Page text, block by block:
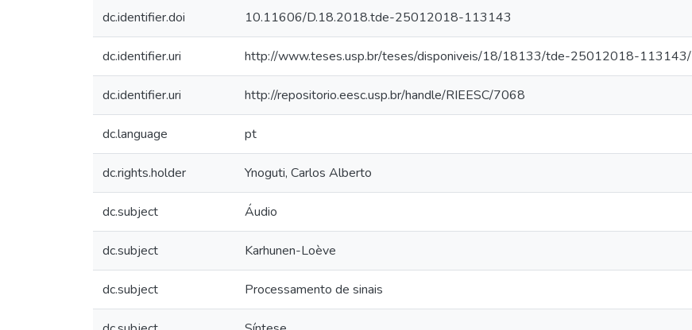
dc.identifier.doi 10.11606/D.18.2018.tde-25012018-113143
dc.identifier.uri http://www.teses.usp.br/teses/disponiveis/18/18133/tde-25012018-113143/
dc.identifier.uri http://repositorio.eesc.usp.br/handle/RIEESC/7068
dc.language pt
dc.rights.holder Ynoguti, Carlos Alberto
dc.subject Áudio
dc.subject Karhunen-Loève
dc.subject Processamento de sinais